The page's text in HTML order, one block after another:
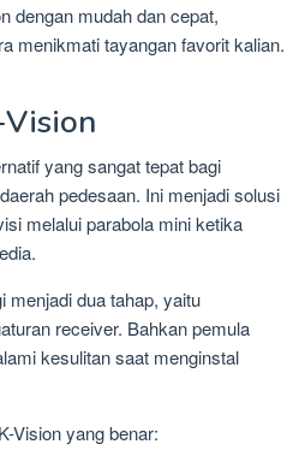
dengan mudah dan cepat,
menikmati tayangan favorit kalian.
yang sangat tepat bagi
pedesaan. Ini menjadi solusi
melalui parabola mini ketika
menjadi dua tahap, yaitu
receiver. Bahkan pemula
kesulitan saat menginstal
Vision yang benar: